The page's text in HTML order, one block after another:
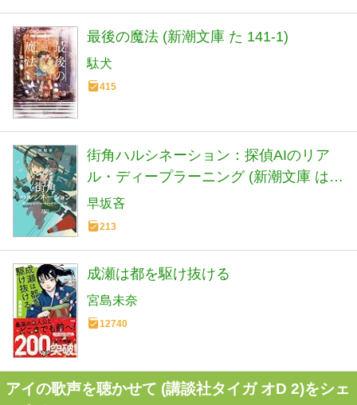
最後の魔法 (新潮文庫 た 141-1)
駄犬
415
街角ハルシネーション：探偵AIのリア
ル・ディープラーニング (新潮文庫 は
72-5)
早坂吝
213
成瀬は都を駆け抜ける
宮島未奈
12740
アイの歌声を聴かせて (講談社タイガ オD 2)をシェ